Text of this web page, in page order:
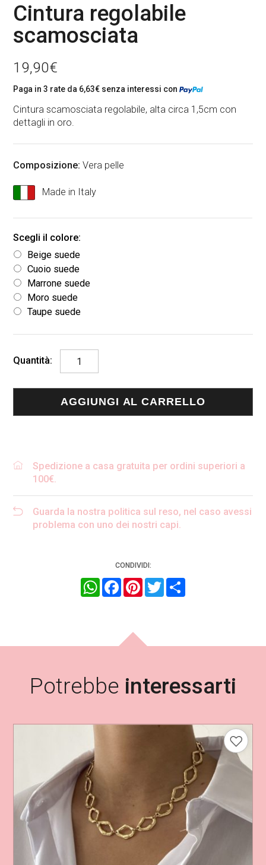
Cintura regolabile
scamosciata
19,90€
Paga in 3 rate da 6,63€ senza interessi con
Cintura scamosciata regolabile, alta circa 1,5cm con
dettagli in oro.
Composizione: Vera pelle
Made in Italy
Beige suede
Cuoio suede
Marrone suede
Moro suede
Taupe suede
in
ESCT0093SCAMOSCIATO
quantità
AGGIUNGI AL CARRELLO
Spedizione a casa gratuita per ordini superiori a
100€.
Guarda la nostra politica sul reso, nel caso avessi
problema con uno dei nostri capi.
CONDIVIDI:
WhatsAppFacebookPinterest
Twitter
Potrebbe interessarti